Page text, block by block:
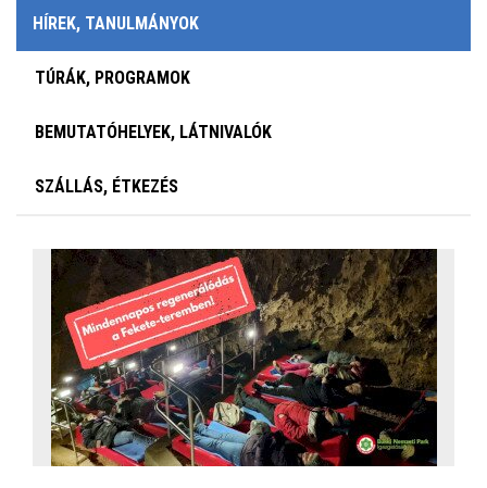
HÍREK, TANULMÁNYOK
TÚRÁK, PROGRAMOK
BEMUTATÓHELYEK, LÁTNIVALÓK
SZÁLLÁS, ÉTKEZÉS